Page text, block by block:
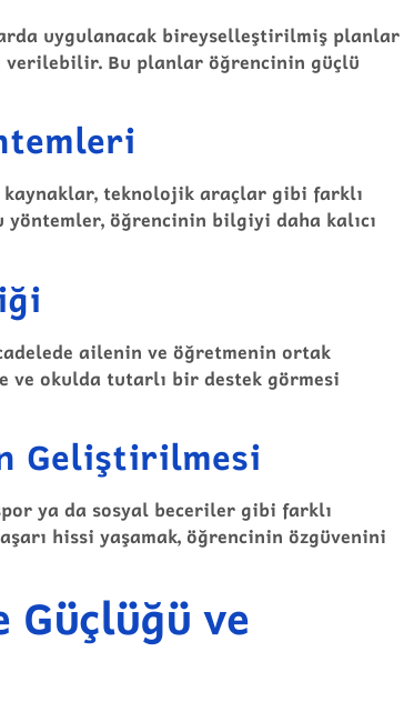
uygulanacak bireyselleştirilmiş planlar
verilebilir. Bu planlar öğrencinin güçlü
teknolojik araçlar gibi farklı
öğrencinin bilgiyi daha kalıcı
ailenin ve öğretmenin ortak
ve okulda tutarlı bir destek görmesi
Geliştirilmesi
ya da sosyal beceriler gibi farklı
hissi yaşamak, öğrencinin özgüvenini
Güçlüğü ve